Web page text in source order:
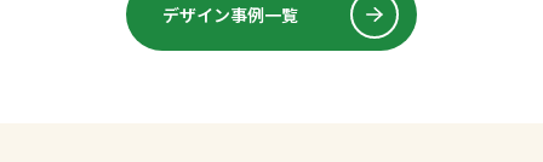
デザイン事例一覧